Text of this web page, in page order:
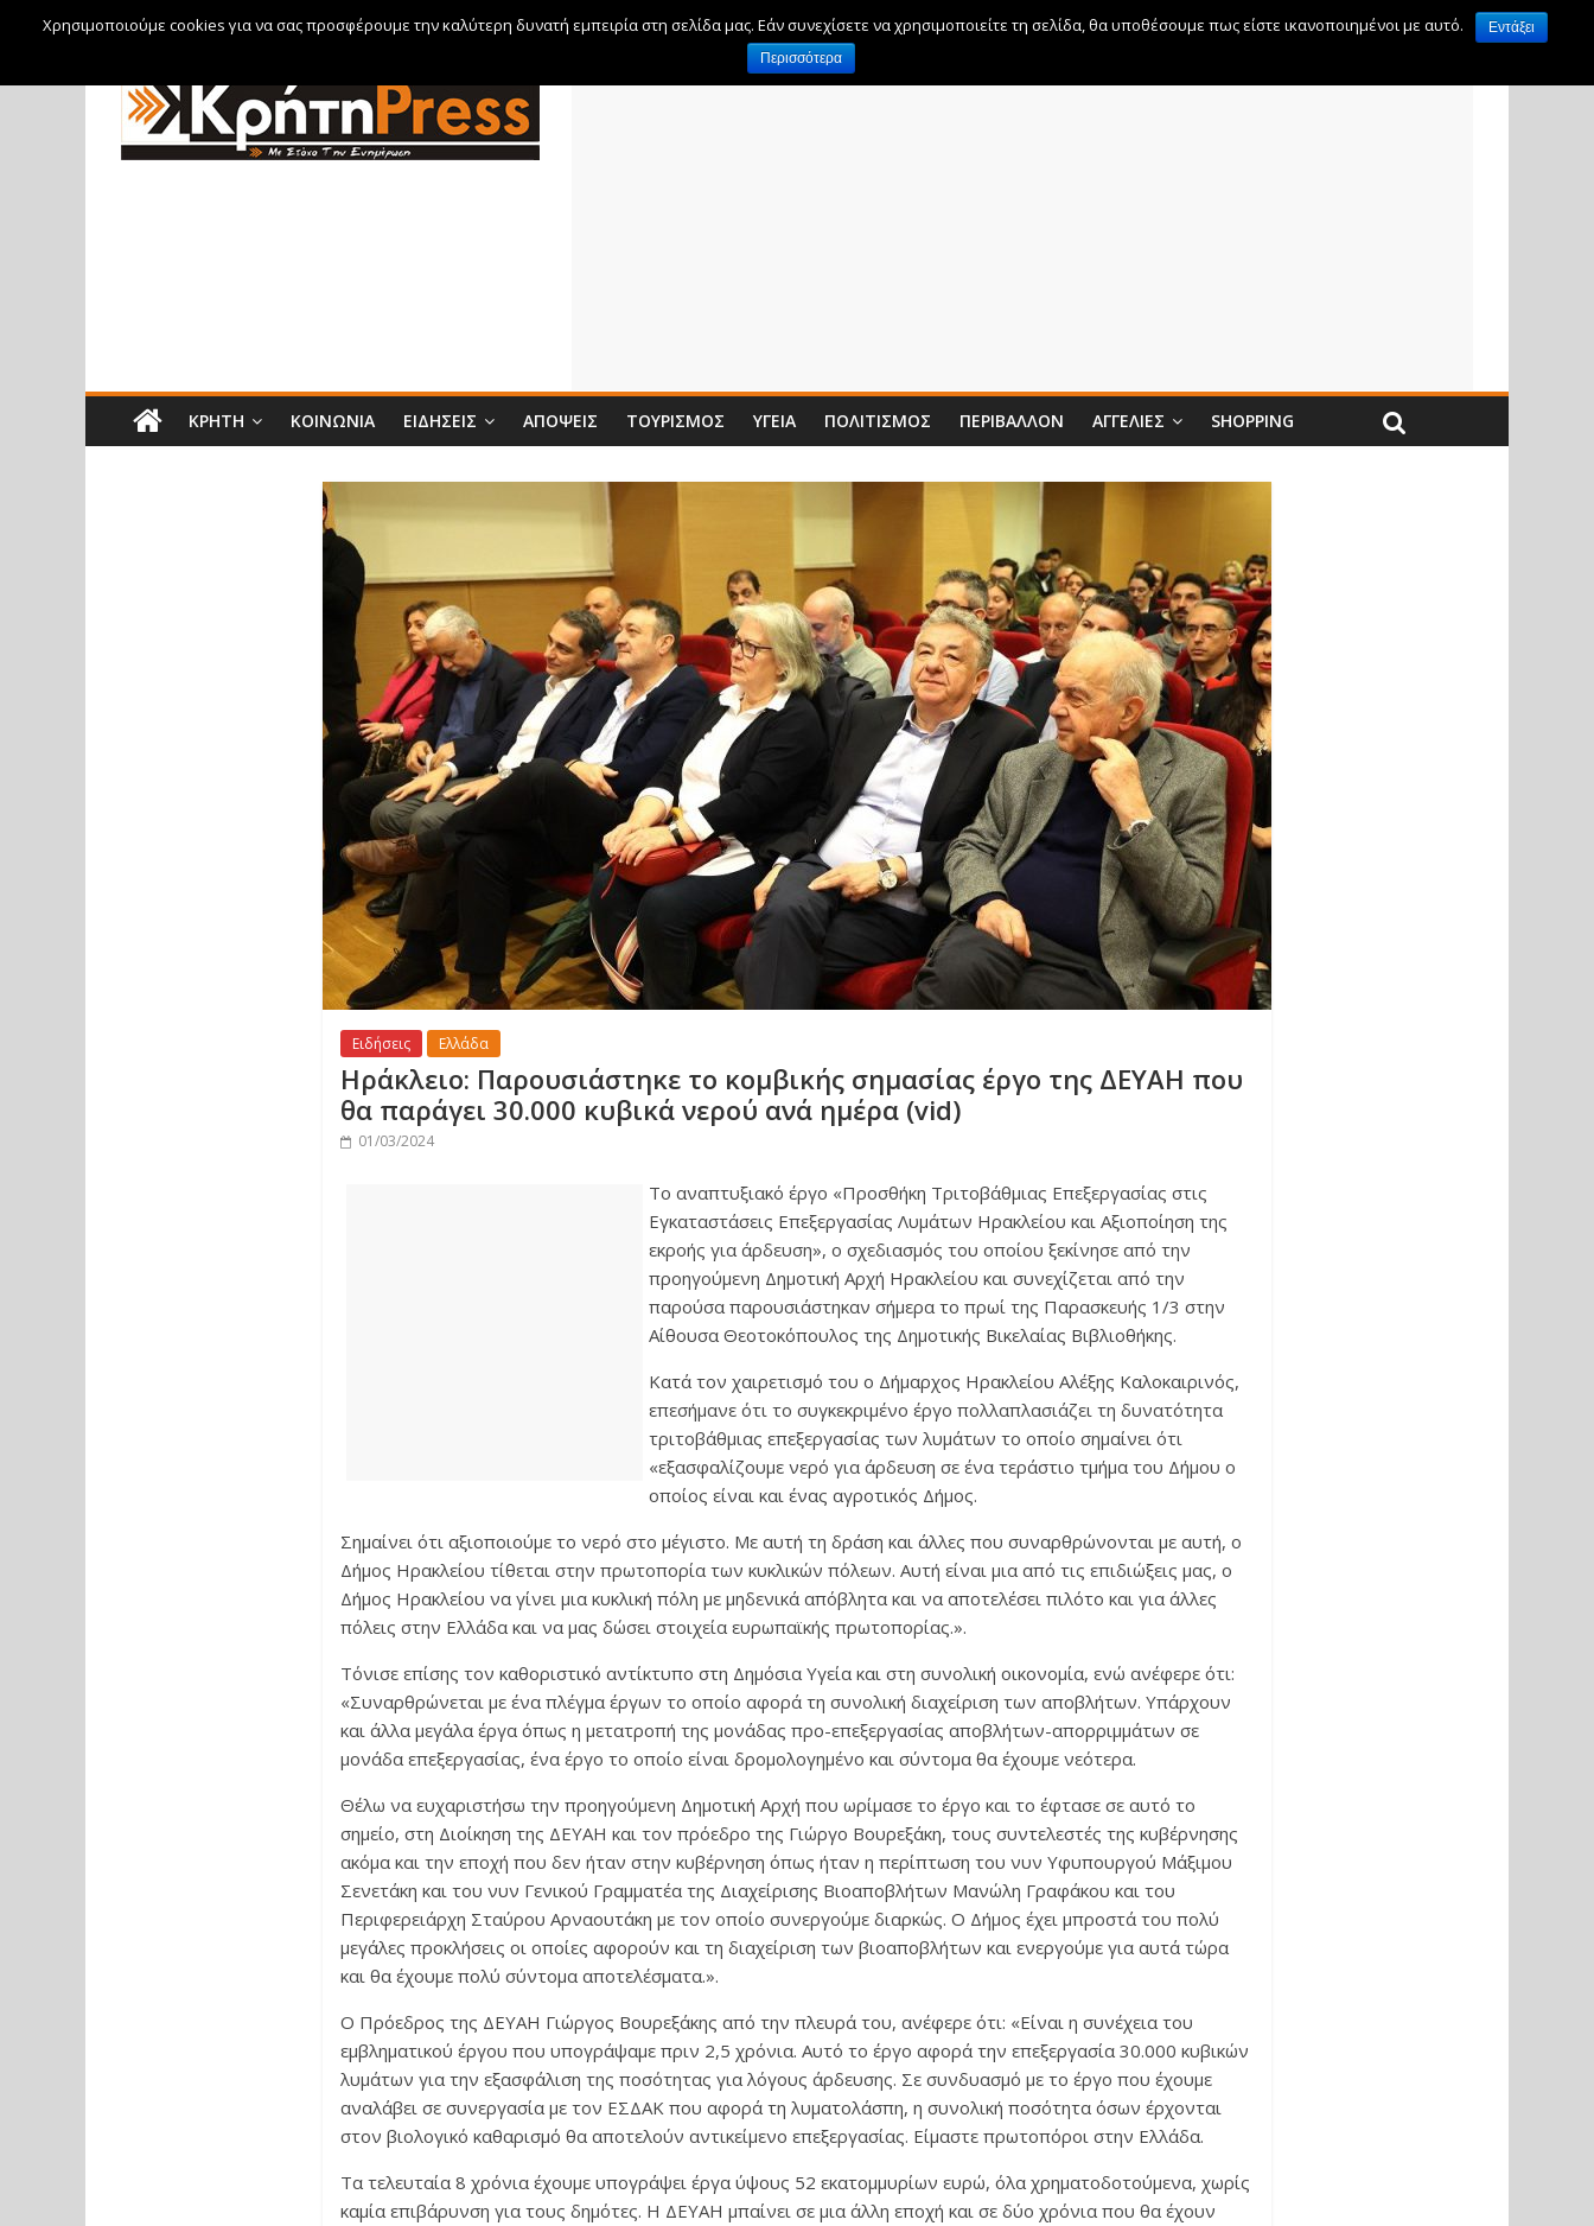
Πέμπτη, 6 Αυγούστου, 2026
ΚΡΉΤΗ ΚΟΙΝΩΝΊΑ ΕΙΔΉΣΕΙΣ ΑΠΌΨΕΙΣ ΤΟΥΡΙΣΜΌΣ ΥΓΕΊΑ ΠΟΛΙΤΙΣΜΌΣ ΠΕΡΙΒΆΛΛΟΝ ΑΓΓΕΛΊΕΣ SHOPPING
Ειδήσεις Ελλάδα
Ηράκλειο: Παρουσιάστηκε το κομβικής σημασίας έργο της ΔΕΥΑΗ που
θα παράγει 30.000 κυβικά νερού ανά ημέρα (vid)
01/03/2024
Το αναπτυξιακό έργο «Προσθήκη Τριτοβάθμιας Επεξεργασίας στις
Εγκαταστάσεις Επεξεργασίας Λυμάτων Ηρακλείου και Αξιοποίηση της
εκροής για άρδευση», ο σχεδιασμός του οποίου ξεκίνησε από την
προηγούμενη Δημοτική Αρχή Ηρακλείου και συνεχίζεται από την
παρούσα παρουσιάστηκαν σήμερα το πρωί της Παρασκευής 1/3 στην
Αίθουσα Θεοτοκόπουλος της Δημοτικής Βικελαίας Βιβλιοθήκης.
Κατά τον χαιρετισμό του ο Δήμαρχος Ηρακλείου Αλέξης Καλοκαιρινός,
επεσήμανε ότι το συγκεκριμένο έργο πολλαπλασιάζει τη δυνατότητα
τριτοβάθμιας επεξεργασίας των λυμάτων το οποίο σημαίνει ότι
«εξασφαλίζουμε νερό για άρδευση σε ένα τεράστιο τμήμα του Δήμου ο
οποίος είναι και ένας αγροτικός Δήμος.
Σημαίνει ότι αξιοποιούμε το νερό στο μέγιστο. Με αυτή τη δράση και άλλες που συναρθρώνονται με αυτή, ο
Δήμος Ηρακλείου τίθεται στην πρωτοπορία των κυκλικών πόλεων. Αυτή είναι μια από τις επιδιώξεις μας, ο
Δήμος Ηρακλείου να γίνει μια κυκλική πόλη με μηδενικά απόβλητα και να αποτελέσει πιλότο και για άλλες
πόλεις στην Ελλάδα και να μας δώσει στοιχεία ευρωπαϊκής πρωτοπορίας.».
Τόνισε επίσης τον καθοριστικό αντίκτυπο στη Δημόσια Υγεία και στη συνολική οικονομία, ενώ ανέφερε ότι:
«Συναρθρώνεται με ένα πλέγμα έργων το οποίο αφορά τη συνολική διαχείριση των αποβλήτων. Υπάρχουν
και άλλα μεγάλα έργα όπως η μετατροπή της μονάδας προ-επεξεργασίας αποβλήτων-απορριμμάτων σε
μονάδα επεξεργασίας, ένα έργο το οποίο είναι δρομολογημένο και σύντομα θα έχουμε νεότερα.
Θέλω να ευχαριστήσω την προηγούμενη Δημοτική Αρχή που ωρίμασε το έργο και το έφτασε σε αυτό το
σημείο, στη Διοίκηση της ΔΕΥΑΗ και τον πρόεδρο της Γιώργο Βουρεξάκη, τους συντελεστές της κυβέρνησης
ακόμα και την εποχή που δεν ήταν στην κυβέρνηση όπως ήταν η περίπτωση του νυν Υφυπουργού Μάξιμου
Σενετάκη και του νυν Γενικού Γραμματέα της Διαχείρισης Βιοαποβλήτων Μανώλη Γραφάκου και του
Περιφερειάρχη Σταύρου Αρναουτάκη με τον οποίο συνεργούμε διαρκώς. Ο Δήμος έχει μπροστά του πολύ
μεγάλες προκλήσεις οι οποίες αφορούν και τη διαχείριση των βιοαποβλήτων και ενεργούμε για αυτά τώρα
και θα έχουμε πολύ σύντομα αποτελέσματα.».
Ο Πρόεδρος της ΔΕΥΑΗ Γιώργος Βουρεξάκης από την πλευρά του, ανέφερε ότι: «Είναι η συνέχεια του
εμβληματικού έργου που υπογράψαμε πριν 2,5 χρόνια. Αυτό το έργο αφορά την επεξεργασία 30.000 κυβικών
λυμάτων για την εξασφάλιση της ποσότητας για λόγους άρδευσης. Σε συνδυασμό με το έργο που έχουμε
αναλάβει σε συνεργασία με τον ΕΣΔΑΚ που αφορά τη λυματολάσπη, η συνολική ποσότητα όσων έρχονται
στον βιολογικό καθαρισμό θα αποτελούν αντικείμενο επεξεργασίας. Είμαστε πρωτοπόροι στην Ελλάδα.
Τα τελευταία 8 χρόνια έχουμε υπογράψει έργα ύψους 52 εκατομμυρίων ευρώ, όλα χρηματοδοτούμενα, χωρίς
καμία επιβάρυνση για τους δημότες. Η ΔΕΥΑΗ μπαίνει σε μια άλλη εποχή και σε δύο χρόνια που θα έχουν
Χρησιμοποιούμε cookies για να σας προσφέρουμε την καλύτερη δυνατή εμπειρία στη σελίδα μας. Εάν συνεχίσετε να χρησιμοποιείτε τη σελίδα, θα υποθέσουμε πως είστε ικανοποιημένοι με αυτό.
Εντάξει
Περισσότερα